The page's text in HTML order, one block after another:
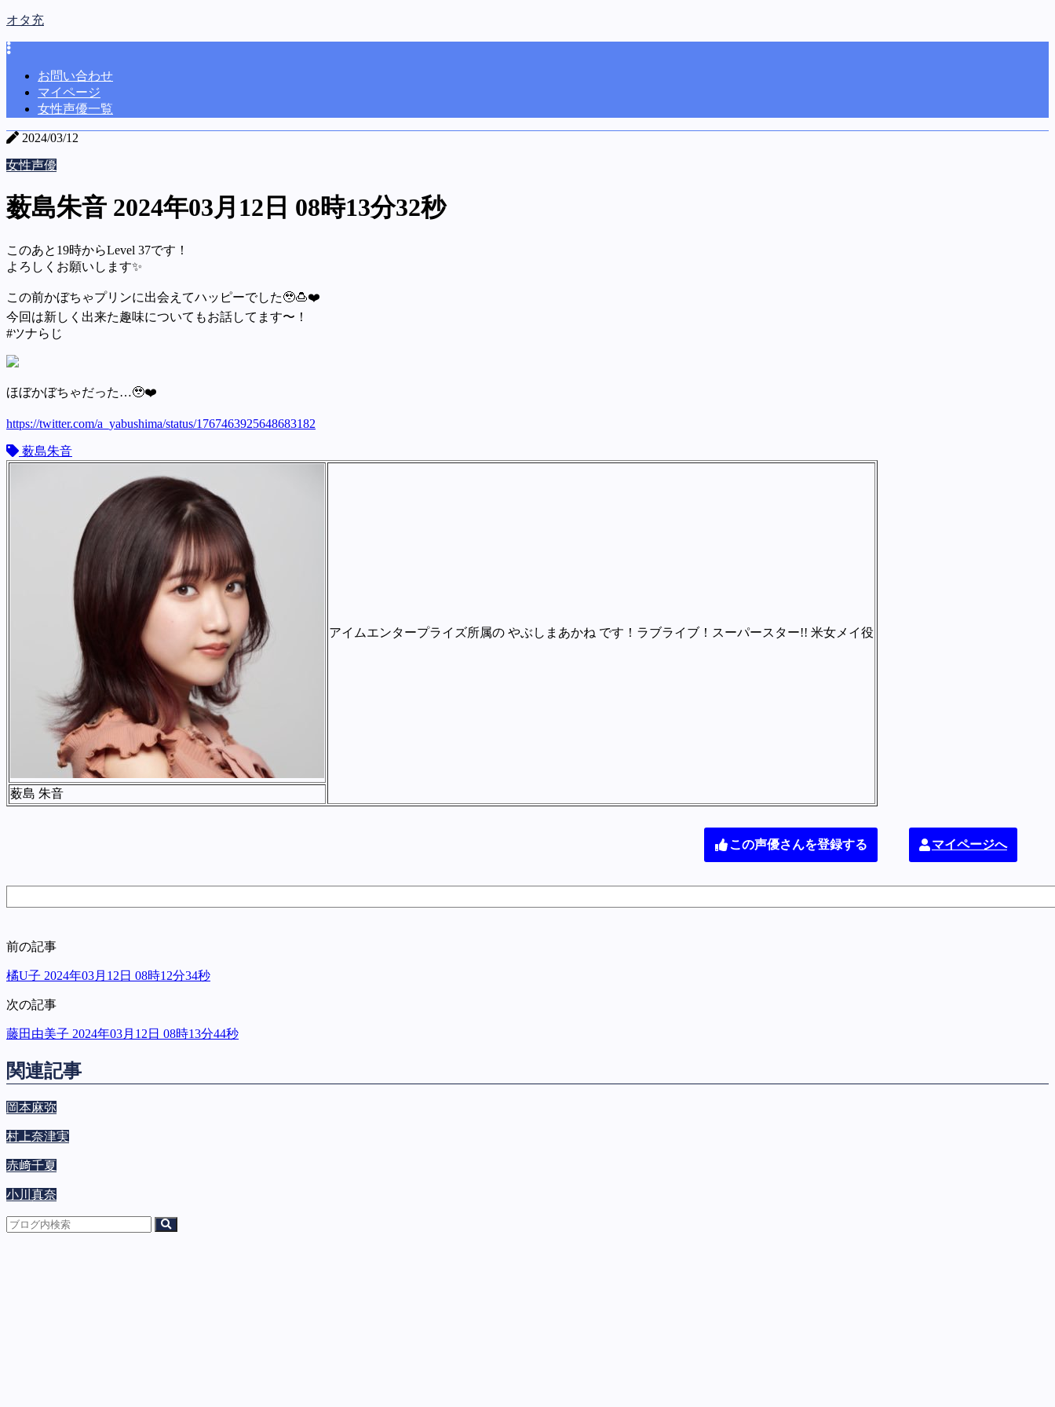
オタ充
お問い合わせ
マイページ
女性声優一覧
2024/03/12
女性声優
薮島朱音 2024年03月12日 08時13分32秒
このあと19時からLevel 37です！
よろしくお願いします✨️
この前かぼちゃプリンに出会えてハッピーでした🥹🍮❤️
今回は新しく出来た趣味についてもお話してます〜！
#ツナらじ
ほぼかぼちゃだった…🥹❤️
https://twitter.com/a_yabushima/status/1767463925648683182
薮島朱音
アイムエンタープライズ所属の やぶしまあかね です！ラブライブ！スーパースター!! 米女メイ役
薮島 朱音
この声優さんを登録する マイページへ
前の記事
橘U子 2024年03月12日 08時12分34秒
次の記事
藤田由美子 2024年03月12日 08時13分44秒
関連記事
岡本麻弥
村上奈津実
赤﨑千夏
小川真奈